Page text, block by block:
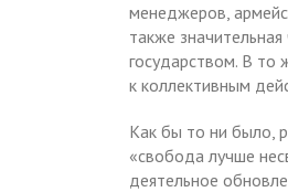
менеджеров,
также
государством. В то
к коллективным
Как бы то ни было,
«свобода лучше
деятельное